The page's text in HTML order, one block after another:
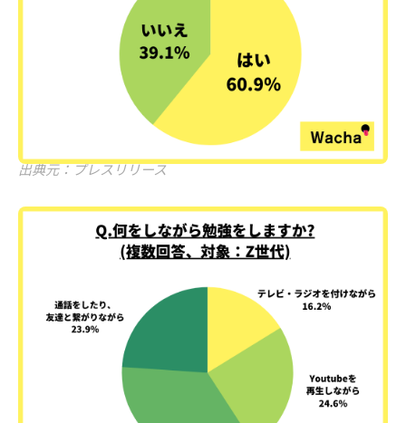
出典元：プレスリリース